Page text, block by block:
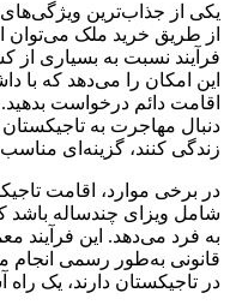
یکی از جذاب‌ترین
از طریق خرید ملک می‌توان
فرآیند نسبت به بسیاری
این امکان را می‌دهد که با
اقامت دائم درخواست
دنبال مهاجرت به
زندگی کنند، گزینه‌ای
در برخی موارد، اقامت
شامل ویزای چندساله باشد
به فرد می‌دهد. این فرآیند
قانونی به‌طور رسمی
در تاجیکستان دارند، یک